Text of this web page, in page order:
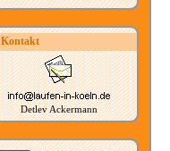
Kontakt
Detlev Ackermann